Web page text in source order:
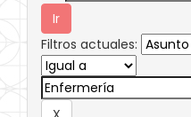
Filtros actuales: